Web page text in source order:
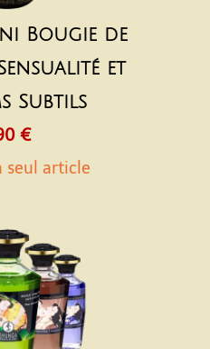
Bougie de
et
Subtils
€
seul article